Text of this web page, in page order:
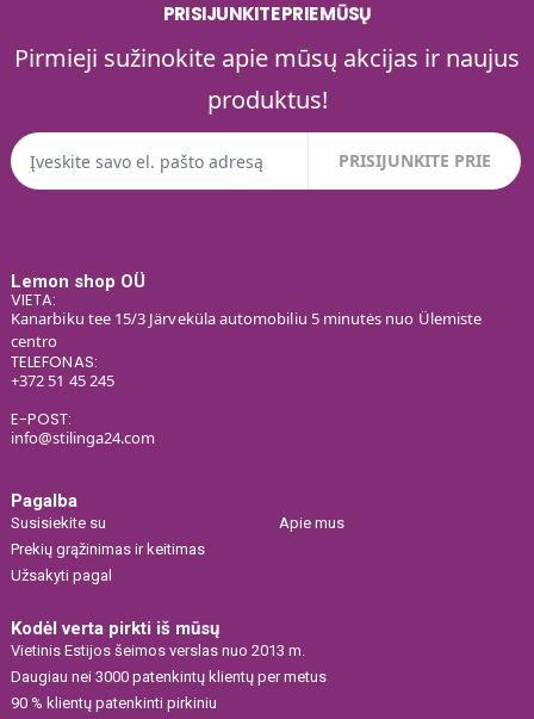
PRISIJUNKITE PRIE MŪSŲ
Pirmieji sužinokite apie mūsų akcijas ir naujus
produktus!
Lemon shop OÜ
VIETA:
Kanarbiku tee 15/3 Järveküla automobiliu 5 minutės nuo Ülemiste
centro
TELEFONAS:
+372 51 45 245
E-POST:
info@stilinga24.com
Pagalba
Susisiekite su
Prekių grąžinimas ir keitimas
Užsakyti pagal
Apie mus
Kodėl verta pirkti iš mūsų
Vietinis Estijos šeimos verslas nuo 2013 m.
Daugiau nei 3000 patenkintų klientų per metus
90 % klientų patenkinti pirkiniu